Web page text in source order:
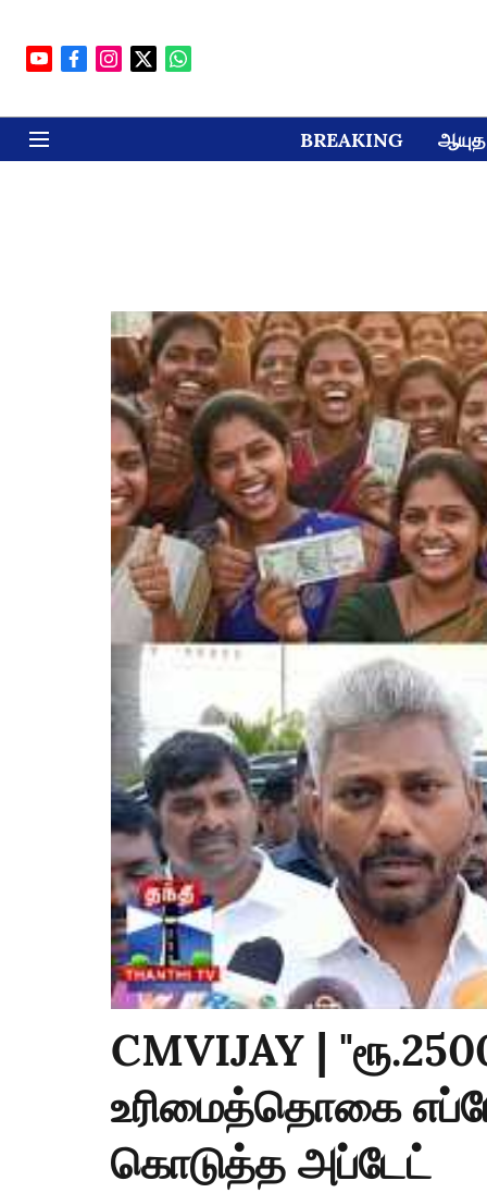
BREAKING ஆயுத
CMVIJAY |
உரிமைத்தொகை
கொடுத்த அப்டேட்